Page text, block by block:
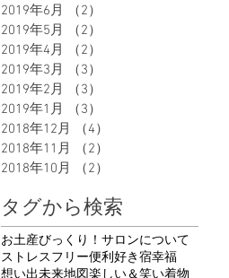
2019年6月
（2）
2019年5月
（2）
2019年4月
（2）
2019年3月
（3）
2019年2月
（3）
2019年1月
（3）
2018年12月
（4）
2018年11月
（2）
2018年10月
（2）
タグから検索
お土産びっくり！ サロンについて
ストレスフリー便利好き宿幸福
想い出未来地図楽しい＆笑い着物